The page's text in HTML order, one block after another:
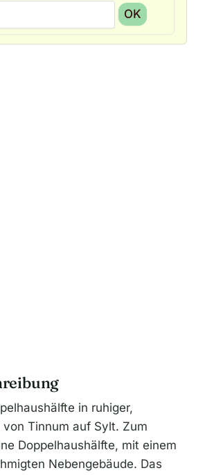
OK
in ruhiger,
Tinnum auf Sylt. Zum
Doppelhaushälfte, mit einem
Nebengebäude. Das